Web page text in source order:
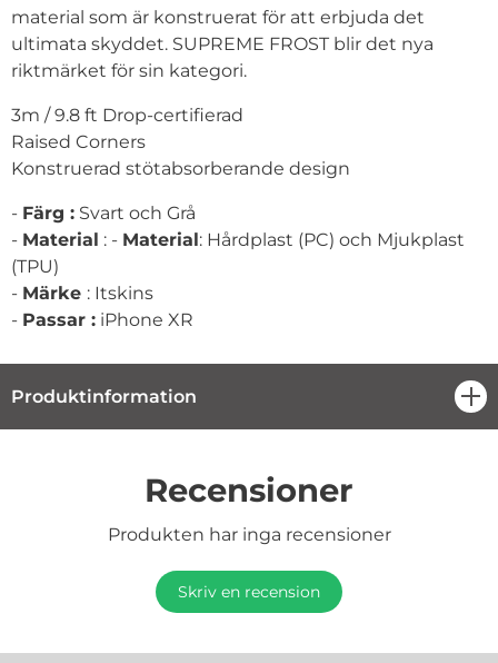
material som är konstruerat för att erbjuda det
ultimata skyddet. SUPREME FROST blir det nya
riktmärket för sin kategori.
3m / 9.8 ft Drop-certifierad
Raised Corners
Konstruerad stötabsorberande design
- Färg : Svart och Grå
- Material : - Material: Hårdplast (PC) och Mjukplast
(TPU)
- Märke : Itskins
- Passar : iPhone XR
Produktinformation
Recensioner
Produkten har inga recensioner
Skriv en recension